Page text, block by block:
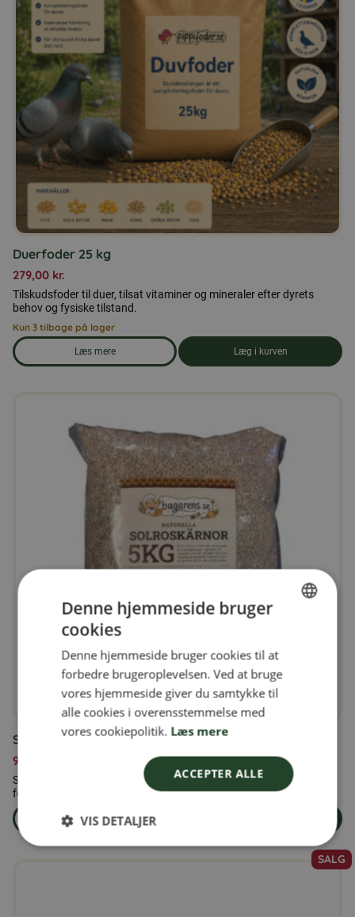
Duerfoder 25 kg
279,00 kr.
Tilskudsfoder til duer, tilsat vitaminer og mineraler efter dyrets
behov og fysiske tilstand.
Kun 3 tilbage på lager
Læs mere
om produkten Duerfoder 25 kg
Læg i kurven
Solsikkekerner 5 kg
99,00
Solsikkekerner 5 kg – Naturlige, afskallede solsikkekerner i
fødevarekvalitet Vores naturl...
Læs mere
om produkten Solsikkekerner 5 kg
SALG
FINNISH
DANISH
NORWEGIAN
Denne hjemmeside bruger
cookies
Denne hjemmeside bruger cookies til at
forbedre brugeroplevelsen. Ved at bruge
vores hjemmeside giver du samtykke til
alle cookies i overensstemmelse med
vores cookiepolitik. Læs mere
ACCEPTER ALLE
VIS DETALJER